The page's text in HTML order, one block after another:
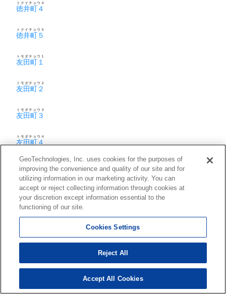
徳井町４
トクイチョウ４
徳井町５
トクイチョウ５
友田町１
トモダチョウ１
友田町２
トモダチョウ２
友田町３
トモダチョウ３
友田町４
トモダチョウ４
友田町５
な行
GeoTechnologies, Inc. uses cookies for the purposes of
improving the convenience and quality of our site and for
utilizing information in our marketing activity. You can
accept or reject collecting information through cookies at
your discretion except information essential to the
functioning of our site.
Cookies Settings
Reject All
Accept All Cookies